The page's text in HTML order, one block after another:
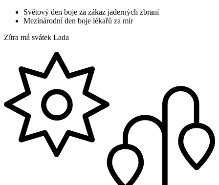
Světový den boje za zákaz jaderných zbraní
Mezinárodní den boje lékařů za mír
Zítra má svátek Lada